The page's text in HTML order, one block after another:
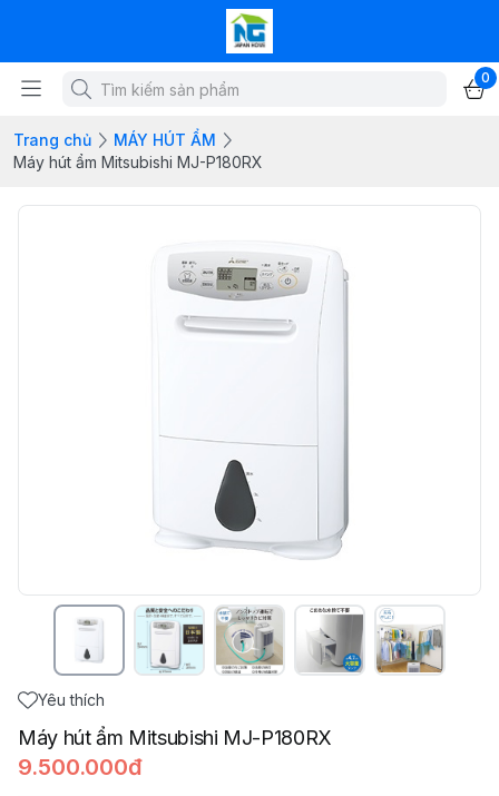
0
Trang chủ
MÁY HÚT ẨM
Máy hút ẩm Mitsubishi MJ-P180RX
Yêu thích
Máy hút ẩm Mitsubishi MJ-P180RX
9.500.000đ